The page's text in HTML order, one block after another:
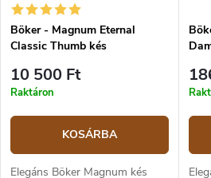
Böker - Magnum Eternal
Classic Thumb kés
10 500 Ft
Raktáron
KOSÁRBA
Elegáns Böker Magnum kés